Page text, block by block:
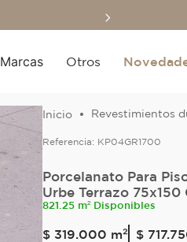
Marcas Otros
Revestimientos
Referencia: KP04GR1700
Porcelanato Para
Urbe Terrazo 75x150
821.25 m² Disponibles
$ 319.000 m² $